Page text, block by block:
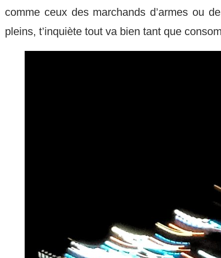
comme ceux des marchands d’armes ou
pleins, t’inquiète tout va bien tant que